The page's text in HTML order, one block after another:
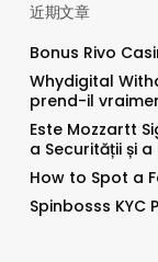
近期文章
Bonus Rivo
Whydigital
prend-il
Este Mozzartt
a Securității și a
How to Spot a
Spinbosss KYC